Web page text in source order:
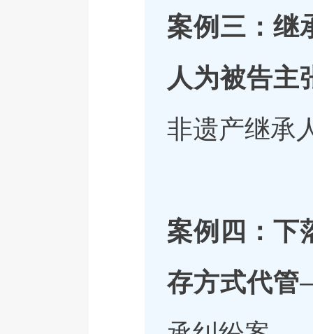
案例三：继
人为被告主
非遗产继承
案例四：下
存方式代管